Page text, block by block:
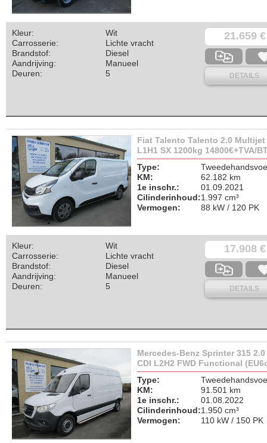
21.659 €
DETAILS
Kleur:
Wit
Carrosserie:
Lichte vracht
Brandstof:
Diesel
Aandrijving:
Manueel
Deuren:
5
Fiat Talento Talento 2.0 Multijet
L1H1 SX 1200kg 14800€+TVA/
Type:
KM:
62.182 km
1e inschr.:
01.09.2021
Cilinderinhoud:1.997 cm³
Vermogen:
88 kW / 120 PK
17.908 €
DETAILS
Kleur:
Wit
Carrosserie:
Lichte vracht
Brandstof:
Diesel
Aandrijving:
Manueel
Deuren:
5
Mercedes-Benz Sprinter 315 2.0
CDI L2H2 FWD Functional
Type:
KM:
91.501 km
1e inschr.:
01.08.2022
Cilinderinhoud:1.950 cm³
Vermogen:
110 kW / 150 PK